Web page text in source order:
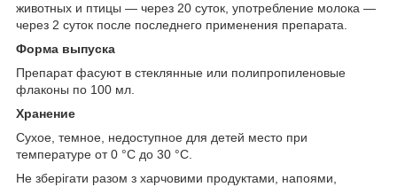
животных и птицы — через 20 суток, употребление молока —
через 2 суток после последнего применения препарата.
Форма выпуска
Препарат фасуют в стеклянные или полипропиленовые
флаконы по 100 мл.
Хранение
Сухое, темное, недоступное для детей место при
температуре от 0 °С до 30 °С.
Не зберігати разом з харчовими продуктами, напоями,